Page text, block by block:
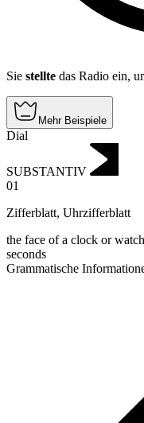
Sie stellte das Radio ein,
Mehr Beispiele
Dial
SUBSTANTIV
01
Zifferblatt, Uhrzifferblatt
the face of a clock or
seconds
Grammatische